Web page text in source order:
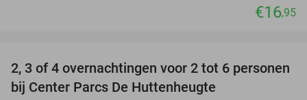
€16,95
15%
2, 3 of 4 overnachtingen voor 2 tot 6 personen
bij Center Parcs De Huttenheugte